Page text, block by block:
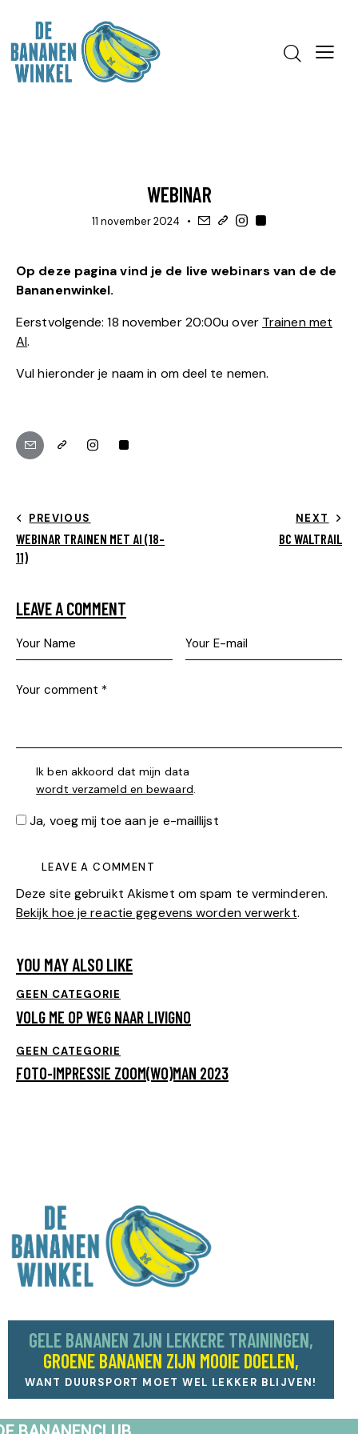
WEBINAR
11 november 2024
Op deze pagina vind je de live webinars van de de
Bananenwinkel.
Eerstvolgende: 18 november 20:00u over Trainen met
AI.
Vul hieronder je naam in om deel te nemen.
PREVIOUS
WEBINAR TRAINEN MET AI (18-
11)
NEXT
BC WALTRAIL
LEAVE A COMMENT
Ik ben akkoord dat mijn data
wordt verzameld en bewaard.
Ja, voeg mij toe aan je e-maillijst
Deze site gebruikt Akismet om spam te verminderen.
Bekijk hoe je reactie gegevens worden verwerkt.
YOU MAY ALSO LIKE
GEEN CATEGORIE
VOLG ME OP WEG NAAR LIVIGNO
GEEN CATEGORIE
FOTO-IMPRESSIE ZOOM(WO)MAN 2023
GELE BANANEN ZIJN LEKKERE TRAININGEN,
GROENE BANANEN ZIJN MOOIE DOELEN,
WANT DUURSPORT MOET WEL LEKKER BLIJVEN!